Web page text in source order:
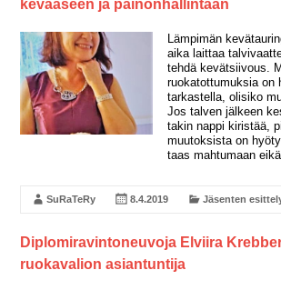
kevääseen ja painonhallintaan
Lämpimän
aika laittaa
tehdä kevätsiivous.
ruokatottumuksia on
tarkastella, olisiko
Jos talven jälkeen
takin nappi kiristää,
muutoksista on
taas mahtumaan eikä
SuRaTeRy 8.4.2019 Jäsenten
Diplomiravintoneuvoja Elviira
ruokavalion asiantuntija